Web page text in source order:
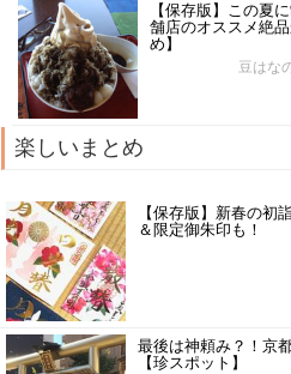
【保存版】この夏
舗店のオススメ絶
め】
豆はな
楽しいまとめ
【保存版】新春の初
＆限定御朱印も！
最後は神頼み？！京
【珍スポット】